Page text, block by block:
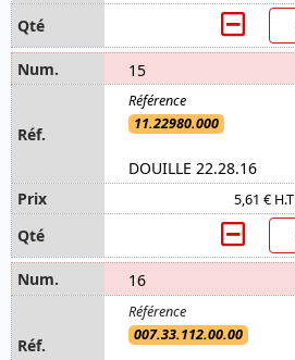
15
11.22980.000
DOUILLE 22.28.16
5,61 € H.T
16
007.33.112.00.00